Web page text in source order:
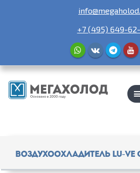
+7 (495) 649-
Воздухоохладитель Lu-Ve